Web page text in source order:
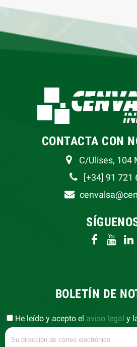
CONTACTA CON
C/Ulises, 104
[+34] 91 721
BOLETÍN DE
He leído y acepto el aviso legal y